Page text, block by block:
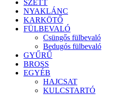
SZETT
NYAKLÁNC
KARKÖTŐ
FÜLBEVALÓ
Csüngős fülbevaló
Bedugós fülbevaló
GYŰRŰ
BROSS
EGYÉB
HAJCSAT
KULCSTARTÓ